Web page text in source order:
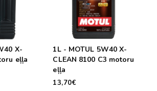
X-
eļļa
1L - MOTUL 5W40 X-
CLEAN 8100 C3 motoru
eļļa
13,70€